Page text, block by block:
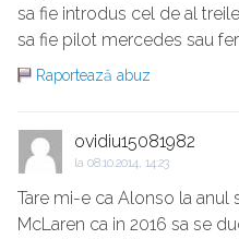
sa fie introdus cel de al
sa fie pilot mercedes sau
Raportează abuz
ovidiu15081982
la 08.10.2014, 14:23
Tare mi-e ca Alonso la anul
McLaren ca in 2016 sa se